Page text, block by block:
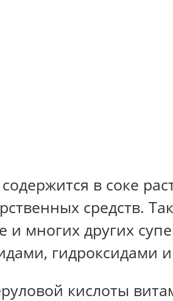
в соке
средств.
многих других
гидроксидами
кислоты